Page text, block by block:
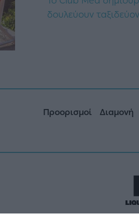
δουλεύουν
Προορισμοί Διαμονή